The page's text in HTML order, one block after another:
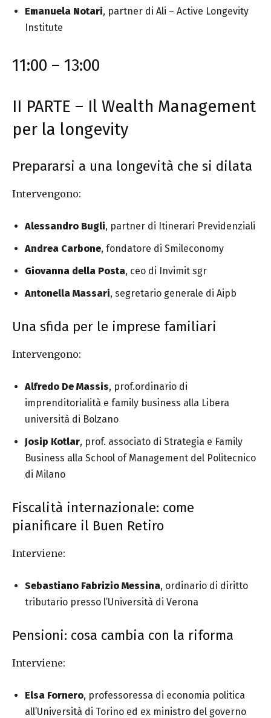
Emanuela Notari, partner di Ali – Active Longevity
Institute
11:00 – 13:00
II PARTE – Il Wealth Management
per la longevity
Prepararsi a una longevità che si dilata
Intervengono:
Alessandro Bugli, partner di Itinerari Previdenziali
Andrea Carbone, fondatore di Smileconomy
Giovanna della Posta, ceo di Invimit sgr
Antonella Massari, segretario generale di Aipb
Una sfida per le imprese familiari
Intervengono:
Alfredo De Massis, prof.ordinario di
imprenditorialità e family business alla Libera
università di Bolzano
Josip Kotlar, prof. associato di Strategia e Family
Business alla School of Management del Politecnico
di Milano
Fiscalità internazionale: come
pianificare il Buen Retiro
Interviene:
Sebastiano Fabrizio Messina, ordinario di diritto
tributario presso l’Università di Verona
Pensioni: cosa cambia con la riforma
Interviene:
Elsa Fornero, professoressa di economia politica
all’Università di Torino ed ex ministro del governo